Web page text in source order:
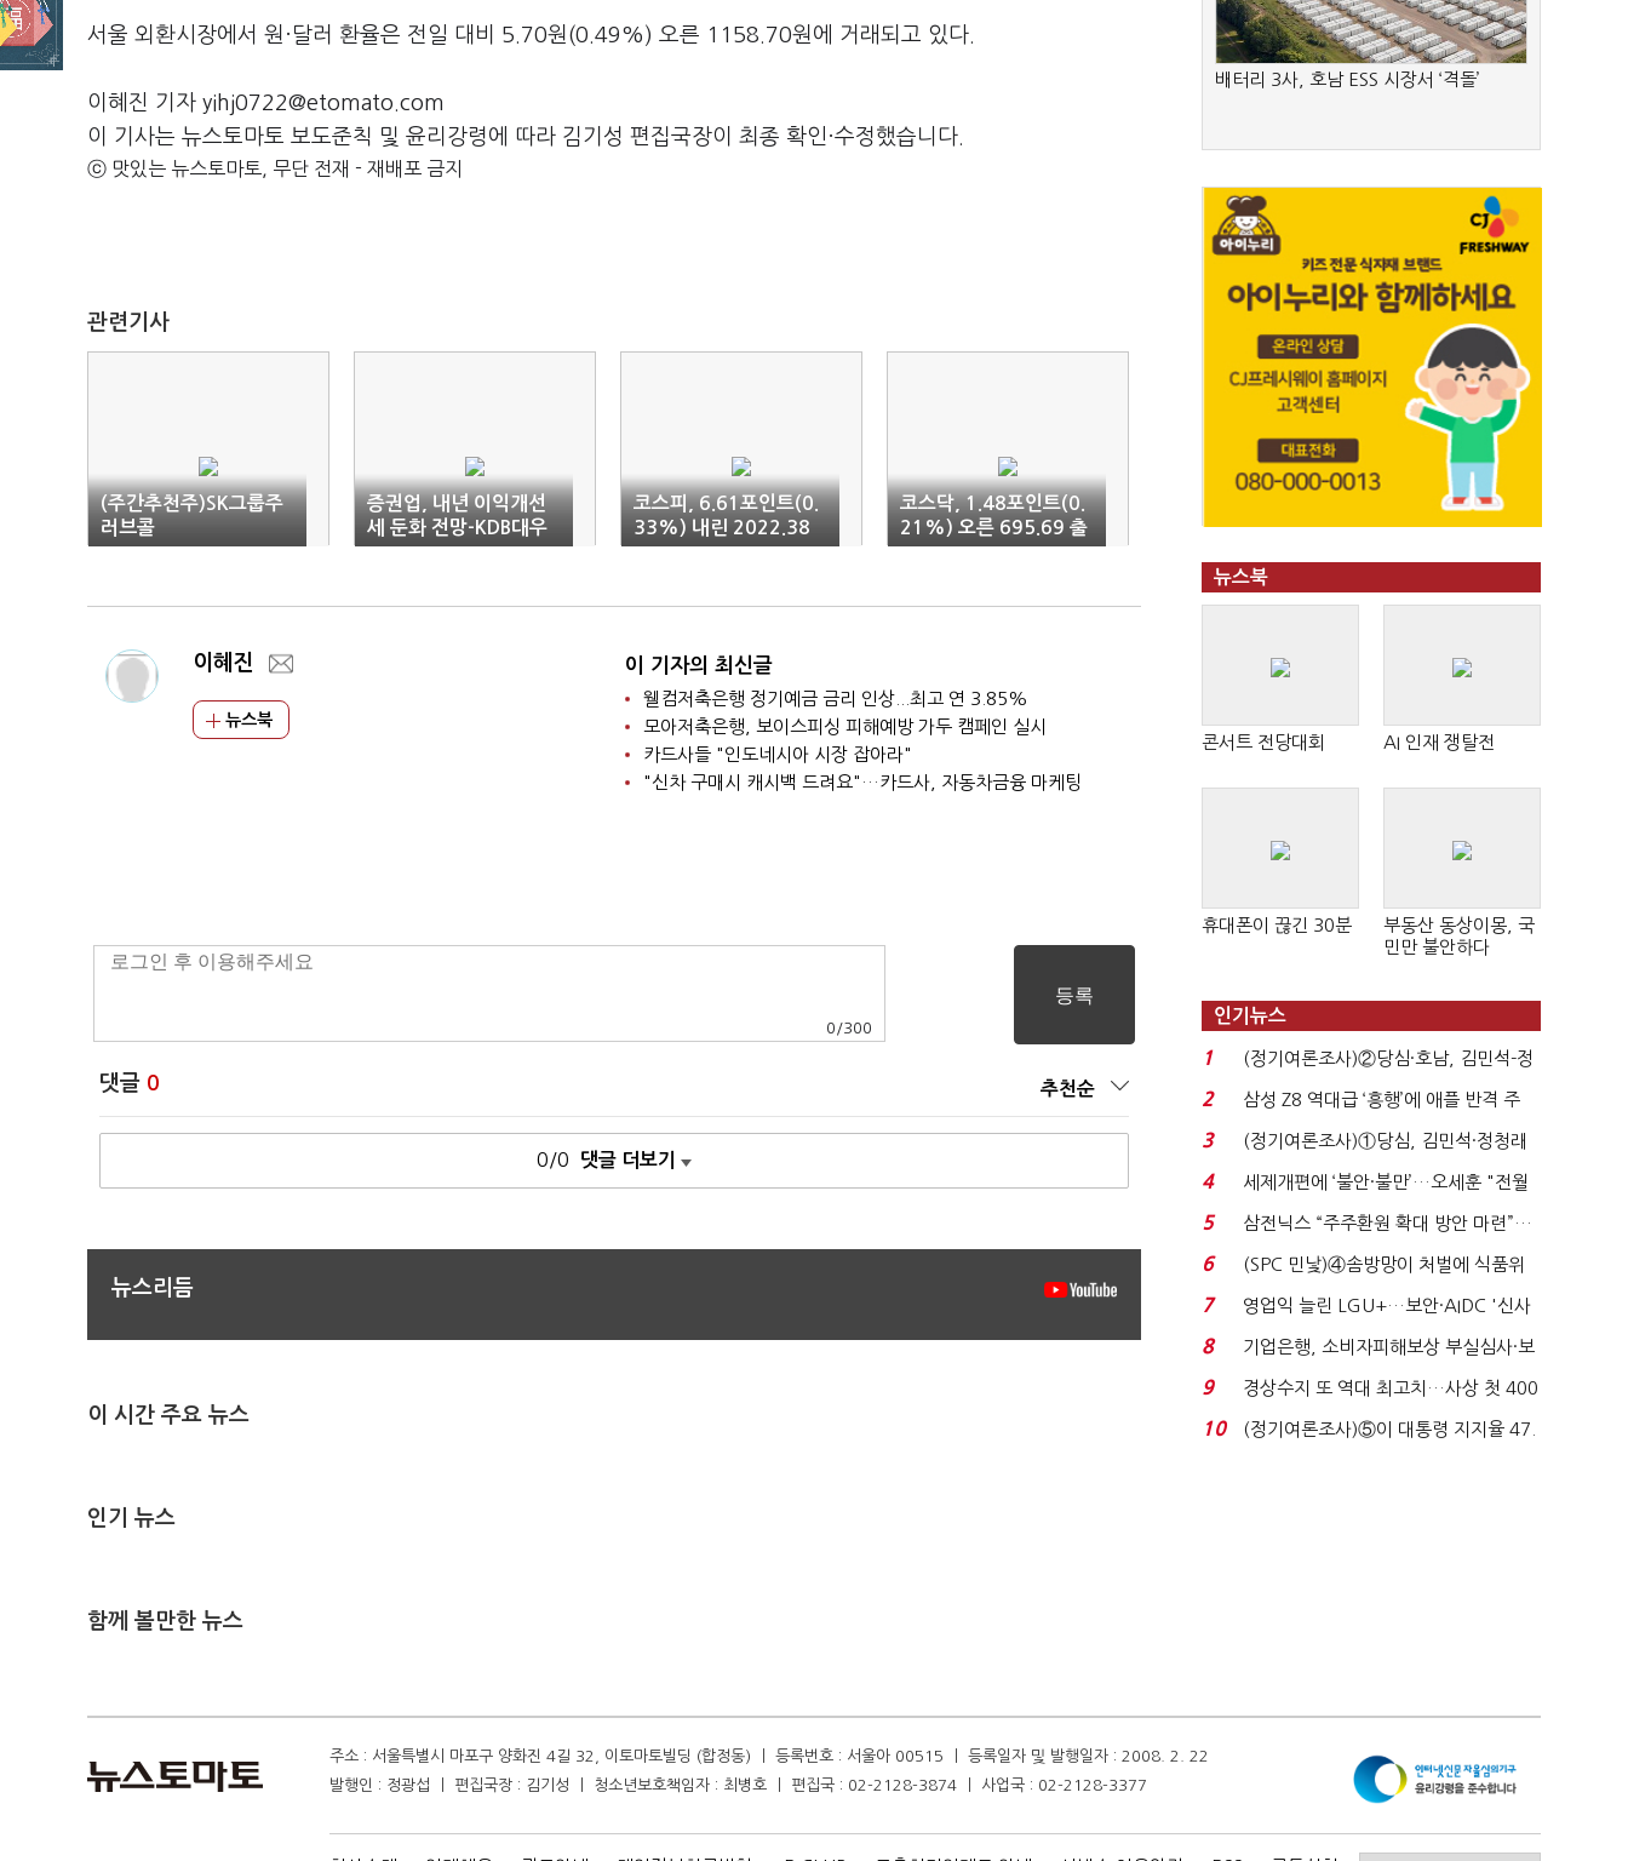
서울 외환시장에서 원·달러 환율은 전일 대비 5.70원(0.49%) 오른 1158.70원에 거래되고 있다.
이혜진 기자 yihj0722@etomato.com
이 기사는 뉴스토마토 보도준칙 및 윤리강령에 따라 김기성 편집국장이 최종 확인·수정했습니다.
ⓒ 맛있는 뉴스토마토, 무단 전재 - 재배포 금지
관련기사
(주간추천주)SK그룹주
러브콜
증권업, 내년 이익개선
세 둔화 전망-KDB대우
증권
코스피, 6.61포인트(0.
33%) 내린 2022.38
출발
코스닥, 1.48포인트(0.
21%) 오른 695.69 출
발
이혜진
뉴스북
이 기자의 최신글
웰컴저축은행 정기예금 금리 인상...최고 연 3.85%
모아저축은행, 보이스피싱 피해예방 가두 캠페인 실시
카드사들 "인도네시아 시장 잡아라"
"신차 구매시 캐시백 드려요"…카드사, 자동차금융 마케팅
0 /300
댓글 0 추천순
0/0 댓글 더보기
뉴스리듬
이 시간 주요 뉴스
인기 뉴스
함께 볼만한 뉴스
배터리 3사, 호남 ESS 시장서 ‘격돌’
뉴스북
콘서트 전당대회 AI 인재 쟁탈전
휴대폰이 끊긴 30분
부동산 동상이몽, 국
민만 불안하다
인기뉴스
1
(정기여론조사)②당심·호남, 김민석-정
청래 '초접전'...
2
삼성 Z8 역대급 ‘흥행’에 애플 반격 주
목…9월 ‘폴...
3
(정기여론조사)①당심, 김민석·정청래
'초접전'…대통령 ...
4
세제개편에 ‘불안·불만’…오세훈 "전월
세 구하기 더 ...
5
삼전닉스 “주주환원 확대 방안 마련”…
로이터에 성명...
6
(SPC 민낯)④솜방망이 처벌에 식품위
생법 위반 반복...
7
영업익 늘린 LGU+…보안·AIDC '신사
업 드라이브'...
8
기업은행, 소비자피해보상 부실심사·보
이스피싱 공시 ...
9
경상수지 또 역대 최고치…사상 첫 400
억달러에 '3% 성...
10
(정기여론조사)⑤이 대통령 지지율 47.
주소 : 서울특별시 마포구 양화진 4길 32, 이토마토빌딩 (합정동) ㅣ 등록번호 : 서울아 00515 ㅣ 등록일자 및 발행일자 : 2008. 2. 22
발행인 : 정광섭 ㅣ 편집국장 : 김기성 ㅣ 청소년보호책임자 : 최병호 ㅣ 편집국 : 02-2128-3874 ㅣ 사업국 : 02-2128-3377